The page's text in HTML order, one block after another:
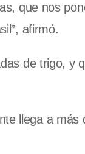
que nos
afirmó.
de trigo, y
llega a más